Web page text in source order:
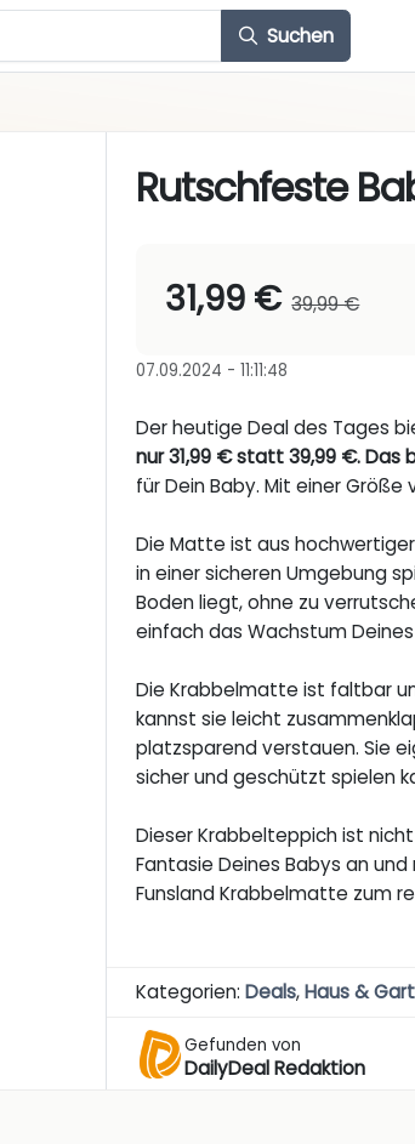
Suchen
Rutschfeste
31,99 € 39,99 €
07.09.2024 - 11:11:48
Der heutige Deal des Tages
nur 31,99 € statt 39,99 €. Das
für Dein Baby. Mit einer Größe
Die Matte ist aus
in einer sicheren Umgebung
Boden liegt, ohne zu
einfach das Wachstum
Die Krabbelmatte ist faltbar
kannst sie leicht
platzsparend verstauen. Sie
sicher und geschützt spielen
Dieser Krabbelteppich ist
Fantasie Deines Babys an
Funsland Krabbelmatte zum
Kategorien:Deals,Haus &
Gefunden von
DailyDeal Redaktion